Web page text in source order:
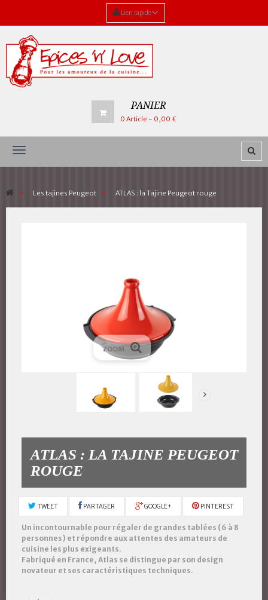
Lien rapide
PANIER
0 Article - 0,00 €
Navigation
> Les tajines Peugeot > ATLAS : la Tajine Peugeot rouge
ZOOM
ATLAS : LA TAJINE PEUGEOT
ROUGE
TWEET PARTAGER GOOGLE+ PINTEREST
Un incontournable pour régaler de grandes tablées (6 à 8
personnes) et répondre aux attentes des amateurs de
cuisine les plus exigeants.
Fabriqué en France, Atlas se distingue par son design
novateur et ses caractéristiques techniques.